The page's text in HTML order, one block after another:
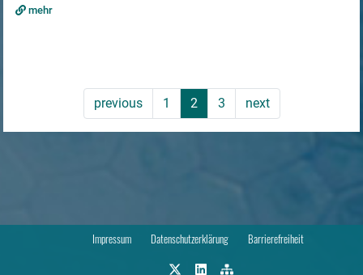
mehr
previous 1 2 3 next
Impressum Datenschutzerklärung Barrierefreiheit